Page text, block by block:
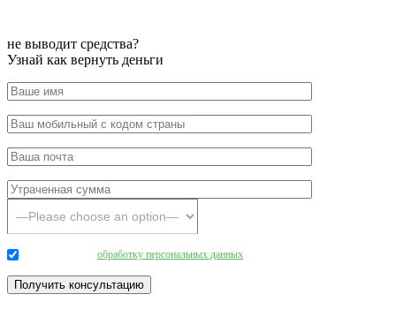
не выводит средства?
Узнай как вернуть деньги
обработку персональных данных